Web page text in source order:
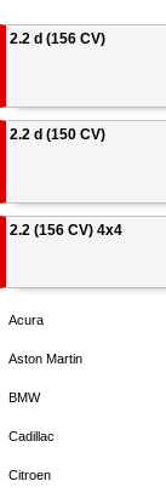
2.2 d (156 CV)
2.2 d (150 CV)
2.2 (156 CV) 4x4
Acura
Aston Martin
BMW
Cadillac
Citroen